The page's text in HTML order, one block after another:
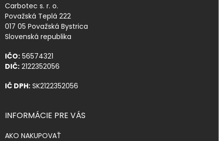
Carbotec s. r. o.
Považská Teplá 222
017 05 Považská Bystrica
Slovenská republika
IČO: 56574321
DIČ: 2122352056
IČ DPH: SK2122352056
INFORMÁCIE PRE VÁS
AKO NAKUPOVAŤ